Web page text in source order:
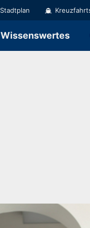
Stadtplan
Wissenswertes